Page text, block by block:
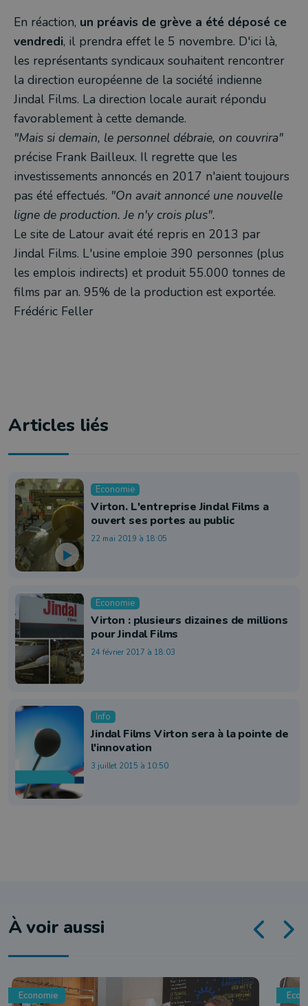
En réaction, un préavis de grève a été déposé ce
vendredi, il prendra effet le 5 novembre. D'ici là,
les représentants syndicaux souhaitent rencontrer
la direction européenne de la société indienne
Jindal Films. La direction locale aurait répondu
favorablement à cette demande.
"Mais si demain, le personnel débraie, on couvrira"
précise Frank Bailleux. Il regrette que les
investissements annoncés en 2017 n'aient toujours
pas été effectués. "On avait annoncé une nouvelle
ligne de production. Je n'y crois plus".
Le site de Latour avait été repris en 2013 par
Jindal Films. L'usine emploie 390 personnes (plus
les emplois indirects) et produit 55.000 tonnes de
films par an. 95% de la production est exportée.
Frédéric Feller
Articles liés
Economie
Virton. L'entreprise Jindal Films a
ouvert ses portes au public
22 mai 2019 à 18:05
Economie
Virton : plusieurs dizaines de millions
pour Jindal Films
24 février 2017 à 18:03
Info
Jindal Films Virton sera à la pointe de
l'innovation
3 juillet 2015 à 10:50
À voir aussi
Economie